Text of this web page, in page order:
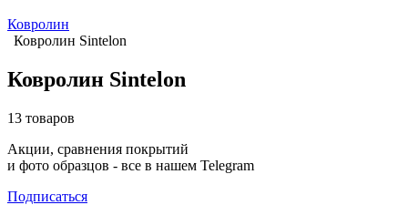
Ковролин
Ковролин Sintelon
Ковролин Sintelon
13 товаров
Акции, сравнения покрытий
и фото образцов - все в нашем Telegram
Подписаться